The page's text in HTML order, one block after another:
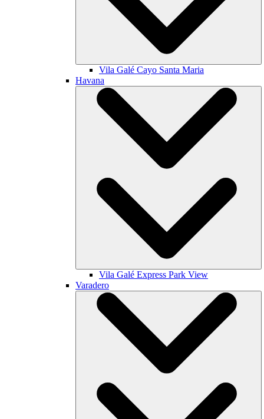
Vila Galé Cayo Santa Maria
Havana
Vila Galé Express Park View
Varadero